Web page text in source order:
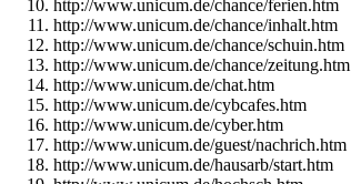
http://www.unicum.de/chance/ferien.htm
http://www.unicum.de/chance/inhalt.htm
http://www.unicum.de/chance/schuin.htm
http://www.unicum.de/chance/zeitung.htm
http://www.unicum.de/chat.htm
http://www.unicum.de/cybcafes.htm
http://www.unicum.de/cyber.htm
http://www.unicum.de/guest/nachrich.htm
http://www.unicum.de/hausarb/start.htm